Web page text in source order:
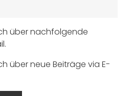
über nachfolgende
über neue Beiträge via E-